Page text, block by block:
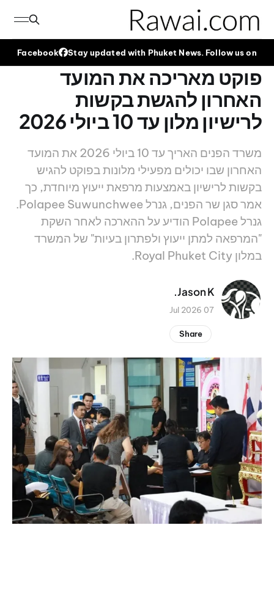
Stay updated with Phuket News. Follow us on
Facebook
פוקט מאריכה את המועד
האחרון להגשת בקשות
לרישיון מלון עד 10 ביולי 2026
משרד הפנים האריך עד 10 ביולי 2026 את המועד
האחרון שבו יכולים מפעילי מלונות בפוקט להגיש
בקשות לרישיון באמצעות מרפאת ייעוץ מיוחדת, כך
אמר סגן שר הפנים, גנרל Polapee Suwunchwee.
גנרל Polapee הודיע על ההארכה לאחר השקת
"המרפאה למתן ייעוץ ולפתרון בעיות" של המשרד
במלון Royal Phuket City.
Jason K.
07 Jul 2026
Share